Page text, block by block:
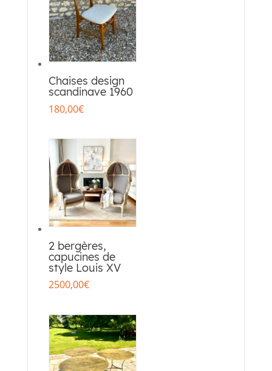
Chaises design
scandinave 1960
180,00€
2 bergères,
capucines de
style Louis XV
2500,00€